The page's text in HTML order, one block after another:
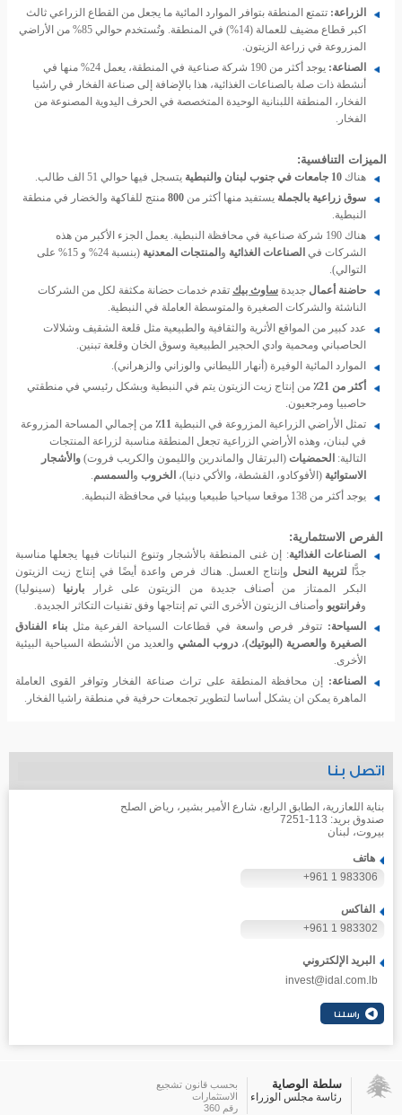
الزراعة: تتمتع المنطقة بتوافر الموارد المائية ما يجعل من القطاع الزراعي ثالث
اكبر قطاع مضيف للعمالة (14%) في المنطقة. وتُستخدم حوالي 85% من الأراضي
المزروعة في زراعة الزيتون.
الصناعة:
يوجد أكثر من 190 شركة صناعية في المنطقة، يعمل 24% منها في
أنشطة ذات صلة بالصناعات الغذائية، هذا بالإضافة إلى صناعة الفخار في راشيا
الفخار، المنطقة اللبنانية الوحيدة المتخصصة في الحرف اليدوية المصنوعة من
الفخار.
الميزات التنافسية:
هناك 10 جامعات في جنوب لبنان والنبطية
يتسجل فيها حوالي 51 الف طالب.
سوق زراعية بالجملة يستفيد منها أكثر من 800 منتج للفاكهة والخضار في منطقة
النبطية.
هناك 190 شركة صناعية في محافظة النبطية. يعمل الجزء الأكبر من هذه
الشركات في الصناعات الغذائية و المنتجات المعدنية
(بنسبة 24% و 15% على
التوالي).
حاضنة أعمال جديدة ساوث بيك تقدم خدمات حضانة مكثفة لكل من الشركات
الناشئة والشركات الصغيرة والمتوسطة العاملة في النبطية.
عدد كبير من المواقع الأثرية والثقافية والطبيعية مثل قلعة الشقيف وشلالات
الحاصباني ومحمية وادي الحجير الطبيعية وسوق الخان وقلعة تبنين.
الموارد المائية الوفيرة (أنهار الليطاني والوزاني والزهراني).
أكثر من 21٪
من إنتاج زيت الزيتون يتم في النبطية وبشكل رئيسي في منطقتي
حاصبيا ومرجعيون.
تمثل الأراضي الزراعية المزروعة في النبطية 11٪
من إجمالي المساحة المزروعة
في لبنان، وهذه الأراضي الزراعية تجعل المنطقة مناسبة لزراعة المنتجات
التالية: الحمضيات (البرتقال والماندرين والليمون والكريب فروت) والأشجار
الاستوائية (الأفوكادو، القشطة، والأكي دنيا)، الخروب و السمسم.
يوجد أكثر من 138 موقعا سياحيا طبيعيا وبيئيا في محافظة النبطية.
الفرص الاستثمارية:
الصناعات الغذائية: إن غنى المنطقة بالأشجار وتنوع النباتات فيها يجعلها مناسبة
جدًّا لتربية النحل وإنتاج العسل. هناك فرص واعدة أيضًا في إنتاج زيت الزيتون
البكر الممتاز من أصناف جديدة من الزيتون على غرار بارنيا (سينوليا)
وفرانتويو وأصناف الزيتون الأخرى التي تم إنتاجها وفق تقنيات التكاثر الجديدة.
السياحة: تتوفر فرص واسعة في قطاعات السياحة الفرعية مثلبناء الفنادق
الصغيرة والعصرية (البوتيك)، دروب المشي والعديد من الأنشطة السياحية البيئية
الأخرى.
الصناعة: إن محافظة المنطقة على تراث صناعة الفخار وتوافر القوى العاملة
الماهرة يمكن ان يشكل أساسا لتطوير تجمعات حرفية في منطقة راشيا الفخار.
اتصل بنا
بناية اللعازرية، الطابق الرابع، شارع الأمير بشير، رياض الصلح
صندوق بريد: 113-7251
بيروت، لبنان
هاتف
+961 1 983306
الفاكس
+961 1 983302
البريد الإلكتروني
invest@idal.com.lb
سلطة الوصاية
رئاسة مجلس الوزراء
بحسب قانون تشجيع
الاستثمارات
رقم 360